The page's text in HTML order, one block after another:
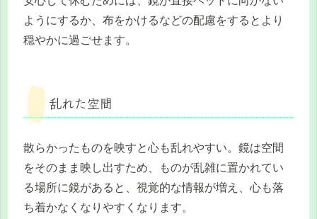
ようにするか、布をかけるなどの配慮をするとより
穏やかに過ごせます。
乱れた空間
散らかったものを映すと心も乱れやすい。鏡は空間
をそのまま映し出すため、ものが乱雑に置かれてい
る場所に鏡があると、視覚的な情報が増え、心も落
ち着かなくなりやすくなります。